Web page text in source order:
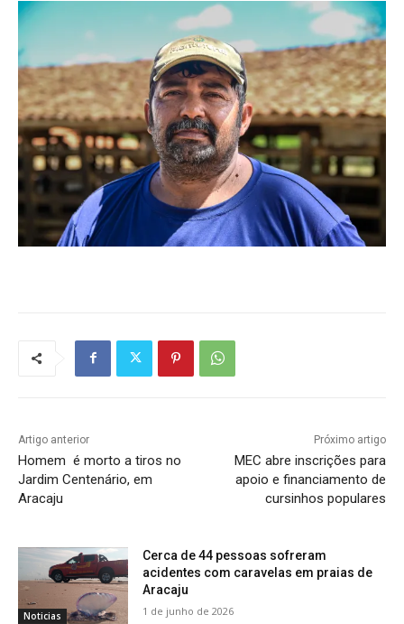
Artigo anterior
Homem é morto a tiros no
Jardim Centenário, em
Aracaju
Próximo artigo
MEC abre inscrições para
apoio e financiamento de
cursinhos populares
Noticias
Cerca de 44 pessoas sofreram
acidentes com caravelas em praias de
Aracaju
1 de junho de 2026